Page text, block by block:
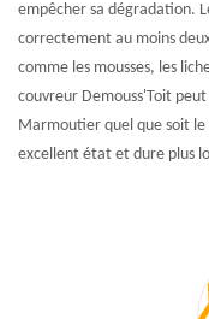
empêcher sa dégradation.
correctement au moins
comme les mousses, les
couvreur Demouss'Toit
Marmoutier quel que soit
excellent état et dure plus